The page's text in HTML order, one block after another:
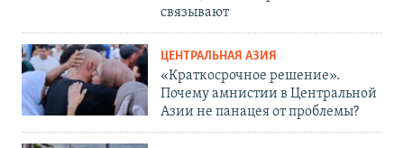
связывают
ЦЕНТРАЛЬНАЯ АЗИЯ
«Краткосрочное решение».
Почему амнистии в Центральной
Азии не панацея от проблемы?